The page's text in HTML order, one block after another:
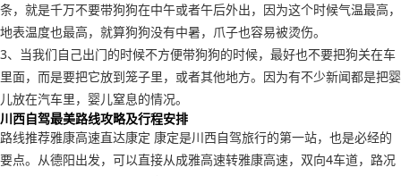
条，就是千万不要带狗狗在中午或者午后外出，因为这个时候气温最高，
地表温度也最高，就算狗狗没有中暑，爪子也容易被烫伤。
3、当我们自己出门的时候不方便带狗狗的时候，最好也不要把狗关在车
里面，而是要把它放到笼子里，或者其他地方。因为有不少新闻都是把婴
儿放在汽车里，婴儿窒息的情况。
川西自驾最美路线攻略及行程安排
路线推荐雅康高速直达康定 康定是川西自驾旅行的第一站，也是必经的
要点。从德阳出发，可以直接从成雅高速转雅康高速，双向4车道，路况